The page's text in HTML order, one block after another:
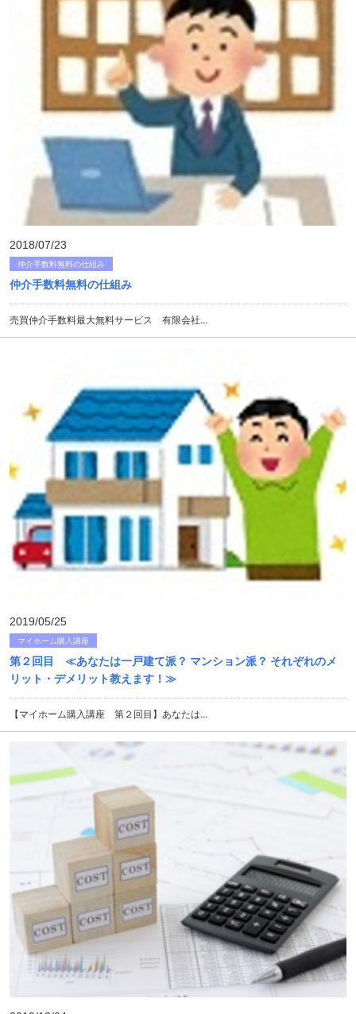
2018/07/23
仲介手数料無料の仕組み
仲介手数料無料の仕組み
売買仲介手数料最大無料サービス 有限会社...
2019/05/25
マイホーム購入講座
第２回目 ≪あなたは一戸建て派？ マンション派？ それぞれのメ
リット・デメリット教えます！≫
【マイホーム購入講座 第２回目】あなたは...